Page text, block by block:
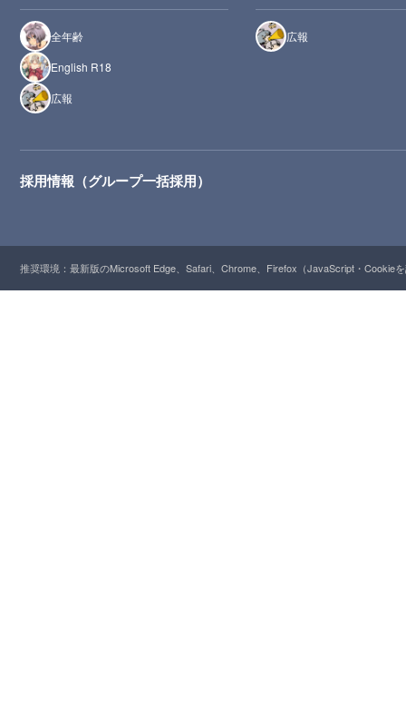
全年齢
English R18
広報
広報
採用情報（グループ一括採用）
推奨環境：最新版のMicrosoft Edge、Safari、Chrome、Firefox（JavaScript・Cookie